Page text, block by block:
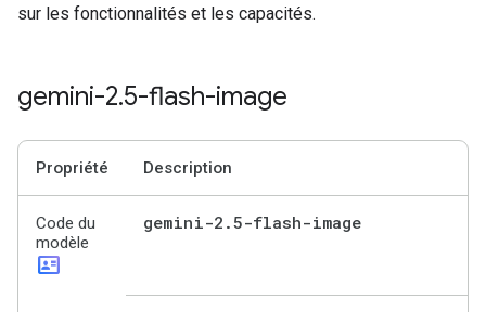
sur les fonctionnalités et les capacités.
gemini-2.5-flash-image
Propriété Description
Code du
modèle
id_card
gemini-2 .5-flash-image